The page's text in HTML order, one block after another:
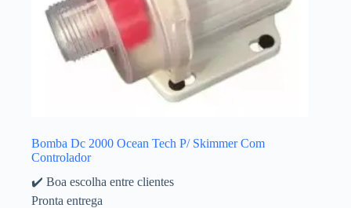
Bomba Dc 2000 Ocean Tech P/ Skimmer Com
Controlador
✔️ Boa escolha entre clientes
Pronta entrega